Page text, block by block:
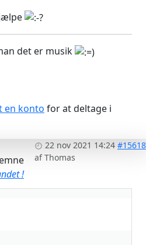
det er musik
en konto for at deltage i
22 nov 2021 14:24 #15618
afThomas
!